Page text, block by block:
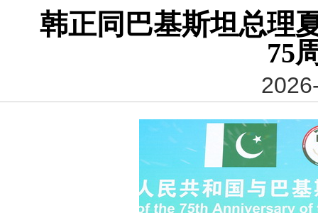
韩正同巴基斯坦总理
75